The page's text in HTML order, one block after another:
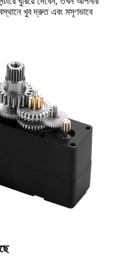
খুব দ্রুত এবং মসৃণভাবে